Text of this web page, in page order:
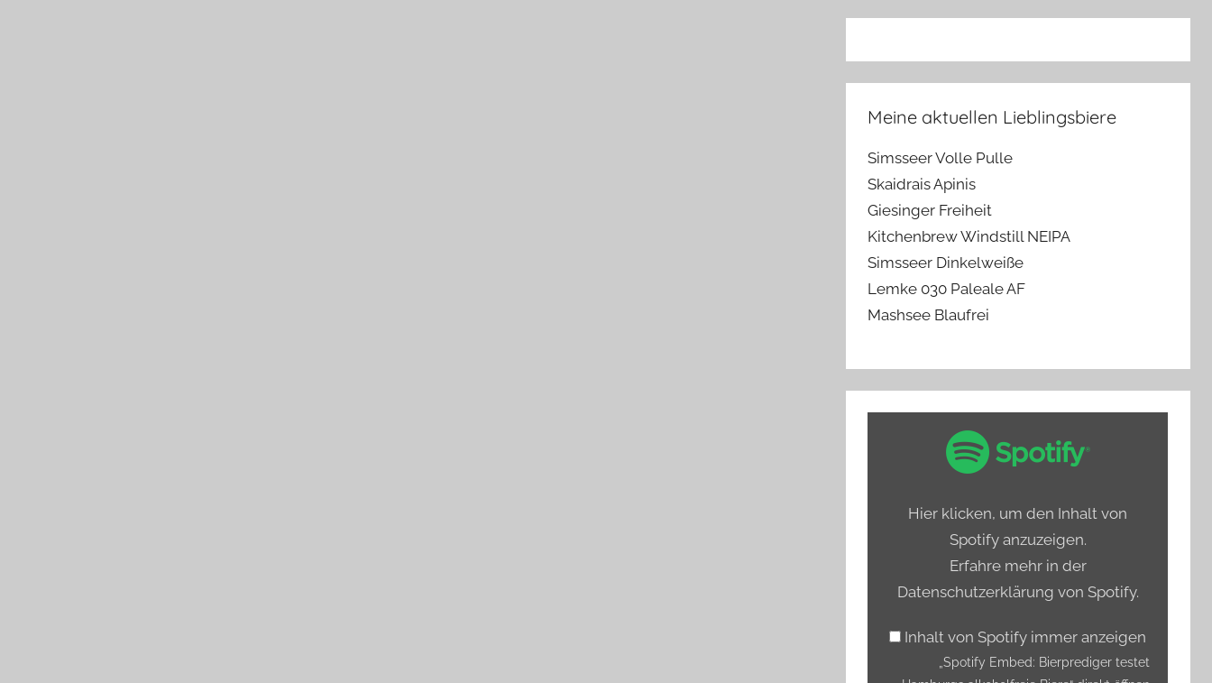
Meine aktuellen Lieblingsbiere
Simsseer Volle Pulle
Skaidrais Apinis
Giesinger Freiheit
Kitchenbrew Windstill NEIPA
Simsseer Dinkelweiße
Lemke 030 Paleale AF
Mashsee Blaufrei
Bierprediger
Spotify
Hier klicken, um den Inhalt von
Spotify anzuzeigen.
Erfahre mehr in der
Datenschutzerklärung von Spotify.
Inhalt von Spotify immer anzeigen
„Spotify Embed: Bierprediger testet